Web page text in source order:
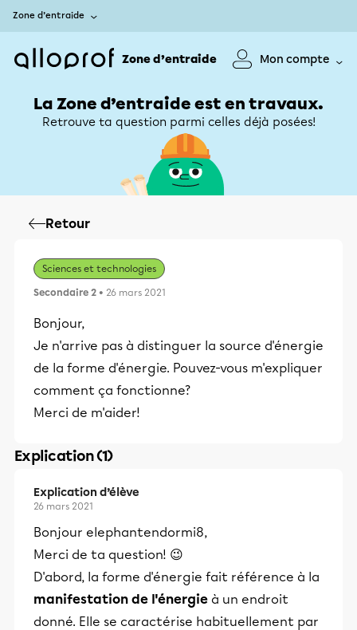
Zone d’entraide
Zone d’entraide Mon compte
La Zone d’entraide est en travaux.
Retrouve ta question parmi celles déjà posées!
Retour
Sciences et technologies
Secondaire 2 • 26 mars 2021
Bonjour,
Je n'arrive pas à distinguer la source d'énergie
de la forme d'énergie. Pouvez-vous m'expliquer
comment ça fonctionne?
Merci de m'aider!
Explication (1)
Explication d’élève
26 mars 2021
Bonjour elephantendormi8,
Merci de ta question! 😉
D'abord, la forme d'énergie fait référence à la
manifestation de l'énergie à un endroit
donné. Elle se caractérise habituellement par